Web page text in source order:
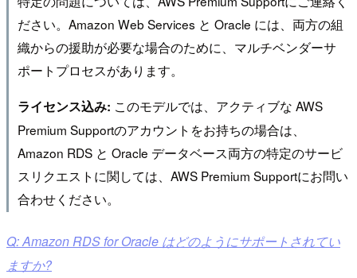
ださい。Amazon Web Services と Oracle には、両方の組
織からの援助が必要な場合のために、マルチベンダーサ
ポートプロセスがあります。
ライセンス込み: このモデルでは、アクティブな AWS
Premium Supportのアカウントをお持ちの場合は、
Amazon RDS と Oracle データベース両方の特定のサービ
スリクエストに関しては、AWS Premium Supportにお問い
合わせください。
Q: Amazon RDS for Oracle はどのようにサポートされてい
ますか?